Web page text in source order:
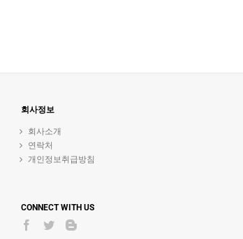
회사정보
회사소개
연락처
개인정보취급방침
CONNECT WITH US